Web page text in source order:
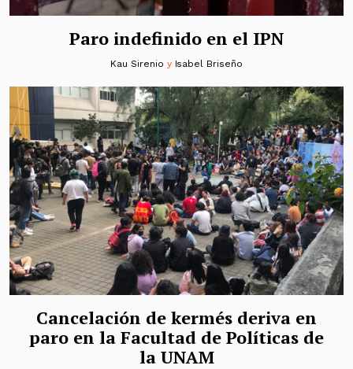
Paro indefinido en el IPN
Kau Sirenio y Isabel Briseño
Cancelación de kermés deriva en
paro en la Facultad de Políticas de
la UNAM